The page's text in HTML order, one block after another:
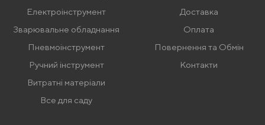
Електроінструмент
Зварювальне обладнання
Пневмоінструмент
Ручний інструмент
Витратні матеріали
Все для саду
Доставка
Оплата
Повернення та Обмін
Контакти